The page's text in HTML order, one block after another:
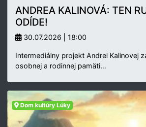
ANDREA KALINOVÁ: TEN
ODÍDE!
30.07.2026 | 18:00
Intermediálny projekt Andrei Kalinovej
osobnej a rodinnej pamäti…
Dom kultúry Lúky